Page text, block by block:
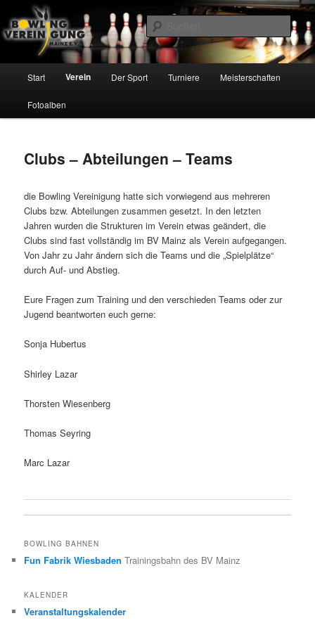
Inhalt
wechseln
Bowling Vereinigung Mainz e.V.
Start Verein Der Sport Turniere Meisterschaften
Fotoalben
Clubs – Abteilungen – Teams
die Bowling Vereinigung hatte sich vorwiegend aus mehreren
Clubs bzw. Abteilungen zusammen gesetzt. In den letzten
Jahren wurden die Strukturen im Verein etwas geändert, die
Clubs sind fast vollständig im BV Mainz als Verein aufgegangen.
Von Jahr zu Jahr ändern sich die Teams und die „Spielplätze“
durch Auf- und Abstieg.
Eure Fragen zum Training und den verschieden Teams oder zur
Jugend beantworten euch gerne:
Sonja Hubertus
Shirley Lazar
Thorsten Wiesenberg
Thomas Seyring
Marc Lazar
BOWLING BAHNEN
Fun Fabrik Wiesbaden Trainingsbahn des BV Mainz
KALENDER
Veranstaltungskalender